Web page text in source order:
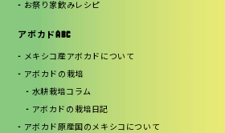
お祭り家飲みレシピ
アボカドABC
メキシコ産アボカドについて
アボカドの栽培
水耕栽培コラム
アボカドの栽培日記
アボカド原産国のメキシコについて